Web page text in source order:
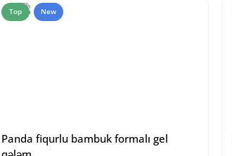
Top New
Panda fiqurlu bambuk formalı gel